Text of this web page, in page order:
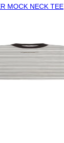
MOCK NECK TEE